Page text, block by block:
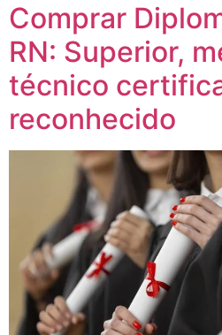
Comprar
RN: Superior,
técnico
reconhecido